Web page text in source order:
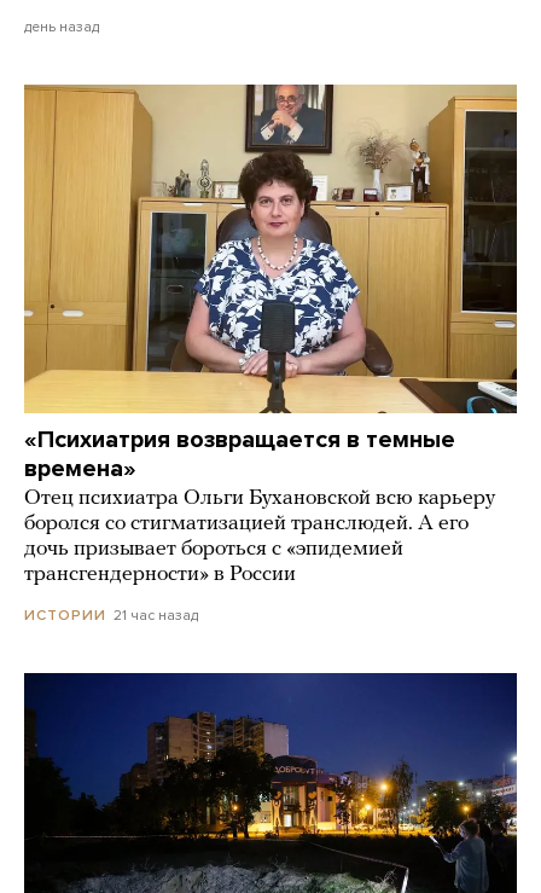
день назад
«Психиатрия возвращается в темные
времена»
Отец психиатра Ольги Бухановской всю карьеру
боролся со стигматизацией транслюдей. А его
дочь призывает бороться с «эпидемией
трансгендерности» в России
ИСТОРИИ 21 час назад